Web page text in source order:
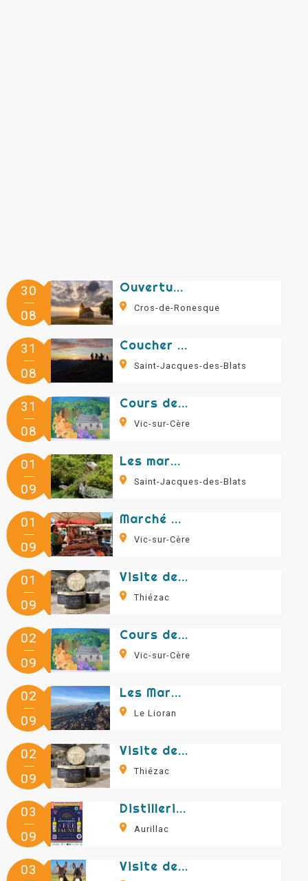
30
08
Ouverture de la chapelle du rocher de Ronesque
Cros-de-Ronesque
31
08
Coucher de soleil au cœur du volcan
Saint-Jacques-des-Blats
31
08
Cours de pastel
Vic-sur-Cère
01
09
Les marmottes du Puy Griou
Saint-Jacques-des-Blats
01
09
Marché de Vic sur Cère
Vic-sur-Cère
01
09
Visite des caves d'affinage Marie Séverac
Thiézac
02
09
Cours de pastel
Vic-sur-Cère
02
09
Les Marmottes du Plomb du Cantal - Randonnée avec Gilles Guilloteau
Le Lioran
02
09
Visite des caves d'affinage Marie Séverac
Thiézac
03
09
Distillerie Couderc - visite d'atelier et dégustation
Aurillac
03
Visite de la ferme aux ânes